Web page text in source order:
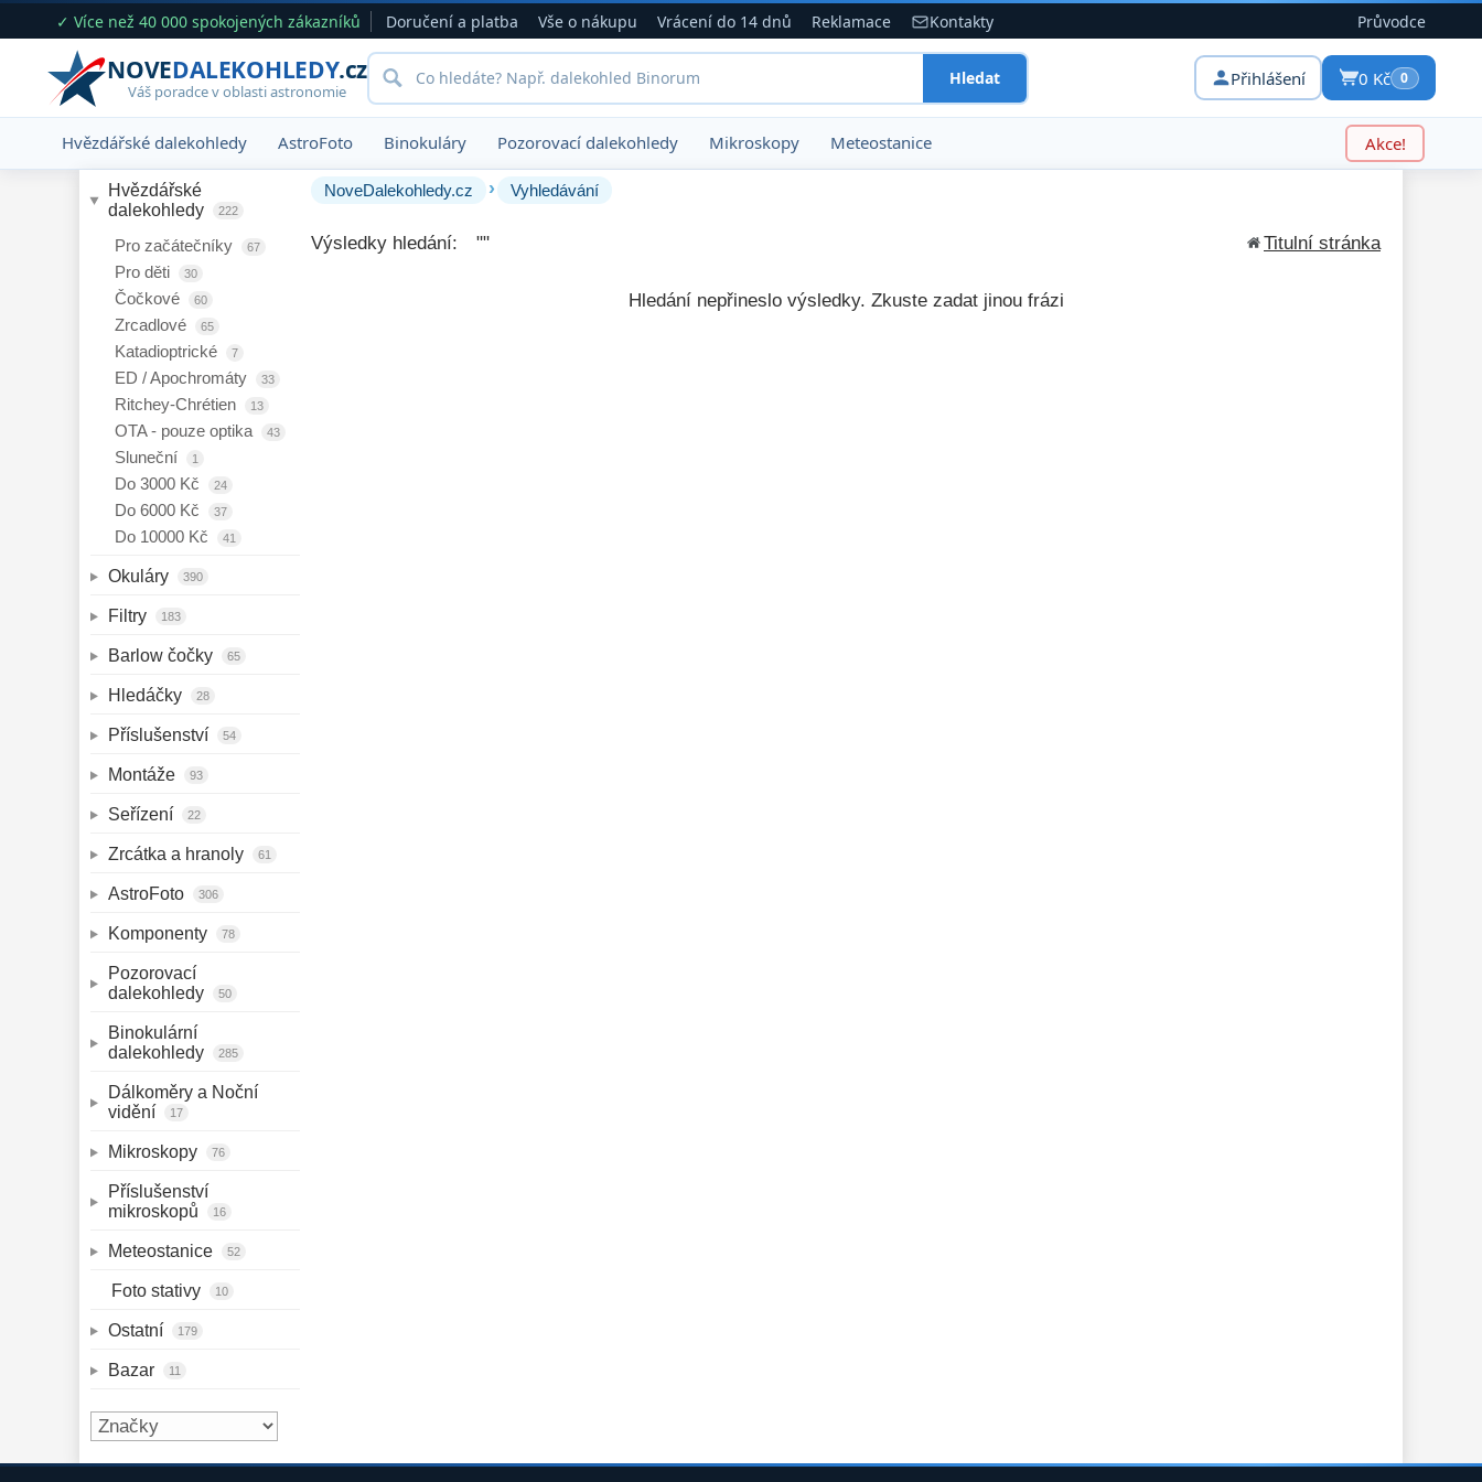
✓ Více než 40 000 spokojených zákazníků Doručení a platba Vše o nákupu Vrácení do 14 dnů Reklamace Kontakty Průvodce
NOVEDALEKOHLEDY.cz
Váš poradce v oblasti astronomie
Hledat Přihlášení 0 Kč 0
Hvězdářské dalekohledy AstroFoto Binokuláry Pozorovací dalekohledy Mikroskopy Meteostanice Akce!
Hvězdářské
dalekohledy
222
Pro začátečníky 67
Pro děti 30
Čočkové 60
Zrcadlové 65
Katadioptrické 7
ED / Apochromáty 33
Ritchey-Chrétien 13
OTA - pouze optika 43
Sluneční 1
Do 3000 Kč 24
Do 6000 Kč 37
Do 10000 Kč 41
Okuláry 390
Filtry 183
Barlow čočky 65
Hledáčky 28
Příslušenství 54
Montáže 93
Seřízení 22
Zrcátka a hranoly 61
AstroFoto 306
Komponenty 78
Pozorovací
dalekohledy
50
Binokulární
dalekohledy
285
Dálkoměry a Noční
vidění
17
Mikroskopy 76
Příslušenství
mikroskopů
16
Meteostanice 52
Foto stativy 10
Ostatní 179
Bazar 11
NoveDalekohledy.cz › Vyhledávání
Výsledky hledání: "" Titulní stránka
Hledání nepřineslo výsledky. Zkuste zadat jinou frázi